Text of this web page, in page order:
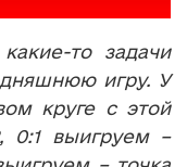
то задачи
игру. У
круге с этой
0:1 выигруем –